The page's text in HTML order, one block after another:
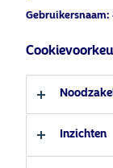
Beleggerstype
Gebruikersnaam:
Inzichten